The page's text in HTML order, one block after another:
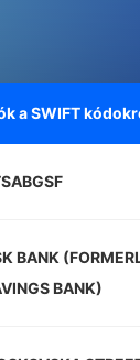
a SWIFT
BANK
BANK)